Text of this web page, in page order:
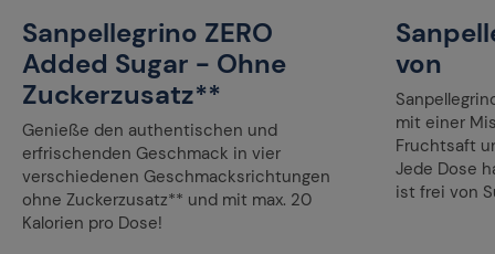
Sanpellegrino ZERO
Added Sugar - Ohne
Zuckerzusatz**
Genieße den authentischen und
erfrischenden Geschmack in vier
verschiedenen Geschmacksrichtungen
ohne Zuckerzusatz** und mit max. 20
Kalorien pro Dose!
von
mit einer
Fruchtsaft
Jede Dose
ist frei von